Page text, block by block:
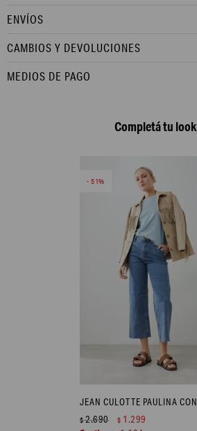
ENVÍOS
CAMBIOS Y DEVOLUCIONES
MEDIOS DE PAGO
Completá tu look
51
$2.690 $ 1.299